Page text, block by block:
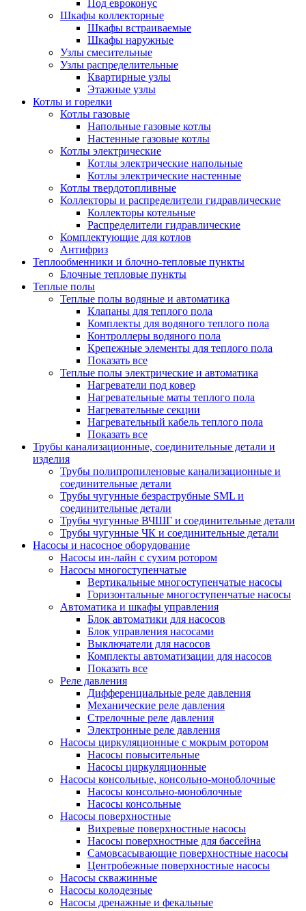
Под евроконус
Шкафы коллекторные
Шкафы встраиваемые
Шкафы наружные
Узлы смесительные
Узлы распределительные
Квартирные узлы
Этажные узлы
Котлы и горелки
Котлы газовые
Напольные газовые котлы
Настенные газовые котлы
Котлы электрические
Котлы электрические напольные
Котлы электрические настенные
Котлы твердотопливные
Коллекторы и распределители гидравлические
Коллекторы котельные
Распределители гидравлические
Комплектующие для котлов
Антифриз
Теплообменники и блочно-тепловые пункты
Блочные тепловые пункты
Теплые полы
Теплые полы водяные и автоматика
Клапаны для теплого пола
Комплекты для водяного теплого пола
Контроллеры водяного пола
Крепежные элементы для теплого пола
Показать все
Теплые полы электрические и автоматика
Нагреватели под ковер
Нагревательные маты теплого пола
Нагревательные секции
Нагревательный кабель теплого пола
Показать все
Трубы канализационные, соединительные детали и
изделия
Трубы полипропиленовые канализационные и
соединительные детали
Трубы чугунные безраструбные SML и
соединительные детали
Трубы чугунные ВЧШГ и соединительные детали
Трубы чугунные ЧК и соединительные детали
Насосы и насосное оборудование
Насосы ин-лайн с сухим ротором
Насосы многоступенчатые
Вертикальные многоступенчатые насосы
Горизонтальные многоступенчатые насосы
Автоматика и шкафы управления
Блок автоматики для насосов
Блок управления насосами
Выключатели для насосов
Комплекты автоматизации для насосов
Показать все
Реле давления
Дифференциальные реле давления
Механические реле давления
Стрелочные реле давления
Электронные реле давления
Насосы циркуляционные с мокрым ротором
Насосы повысительные
Насосы циркуляционные
Насосы консольные, консольно-моноблочные
Насосы консольно-моноблочные
Насосы консольные
Насосы поверхностные
Вихревые поверхностные насосы
Насосы поверхностные для бассейна
Самовсасывающие поверхностные насосы
Центробежные поверхностные насосы
Насосы скважинные
Насосы колодезные
Насосы дренажные и фекальные